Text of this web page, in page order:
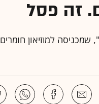
זה פסל
למוזיאון חומרים